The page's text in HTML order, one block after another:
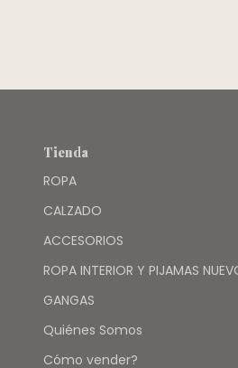
Tienda
ROPA
CALZADO
ACCESORIOS
ROPA INTERIOR Y PIJAMAS
GANGAS
Quiénes Somos
Cómo vender?